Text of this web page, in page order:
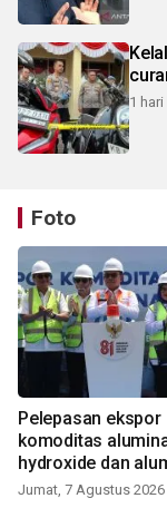
1 hari
Foto
Pelepasan ekspor
komoditas
hydroxide dan
Jumat, 7 Agustus 2026